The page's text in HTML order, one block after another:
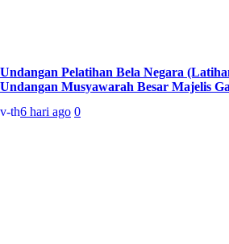
Undangan Pelatihan Bela Negara
Undangan Musyawarah Besar Majelis
v-th6 hari ago 0